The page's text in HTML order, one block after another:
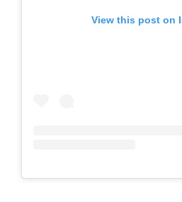
View this post on